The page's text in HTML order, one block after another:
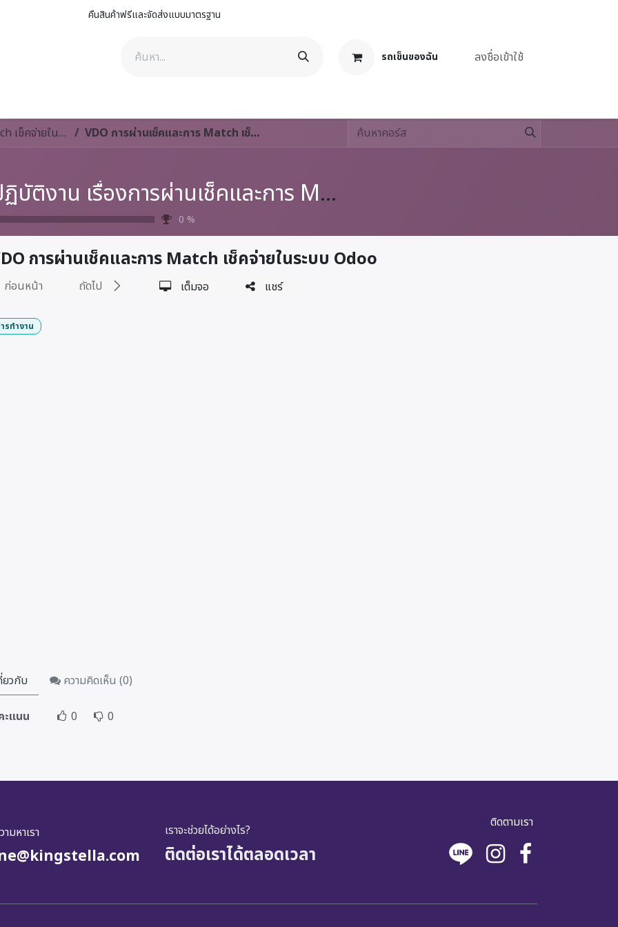
คืนสินค้าฟรีและจัดส่งแบบมาตรฐาน
รถเข็นของฉัน ลงชื่อเข้าใช้
วิธีปฏิบัติงาน เรื่องการผ่านเช็คและการ Match เช็คจ่ายในระบบ Odoo (WI-AAF-004) VDO การผ่านเช็คและการ Match เช็คจ่ายในระบบ Odoo
วิธีปฏิบัติงาน เรื่องการผ่านเช็คและการ Match เช็คจ่ายในระบบ Odoo (WI-AAF-004)
0 %
การผ่านเช็คและการ Match เช็คจ่ายในระบบ Odoo
ก่อนหน้า ถัดไป เต็มจอ แชร์
รทำงาน
ยวกับ ความคิดเห็น (0)
ะแนน 0 0
มหาเรา เราจะช่วยได้อย่างไร?
ติดต่อเราได้ตลอดเวลา
ติดตามเรา